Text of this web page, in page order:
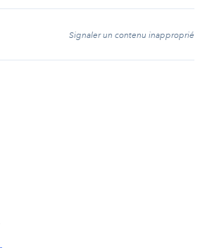
Signaler un contenu inapproprié